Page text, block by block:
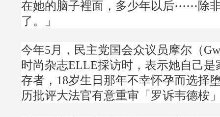
在她的脑子裡面，多少年以后⋯⋯除
了。」
今年5月，民主党国会众议员摩尔（
时尚杂志ELLE採访时，表示她自己
存者，18岁生日那年不幸怀孕而选择
历批评大法官有意重审「罗诉韦德桉